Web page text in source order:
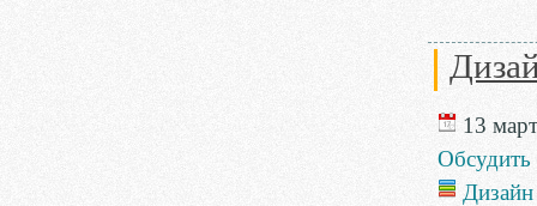
13
Обсудить
Дизайн